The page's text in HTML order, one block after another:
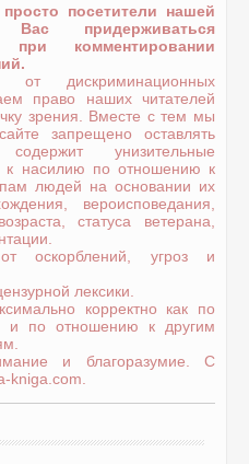
посетители нашей
придерживаться
комментировании
дискриминационных
право наших читателей
зрения. Вместе с тем мы
запрещено оставлять
унизительные
к насилию по отношению к
людей на основании их
вероисповедания,
статуса ветерана,
оскорблений, угроз и
лексики.
корректно как по
и по отношению к другим
и благоразумие. С
kniga.com.